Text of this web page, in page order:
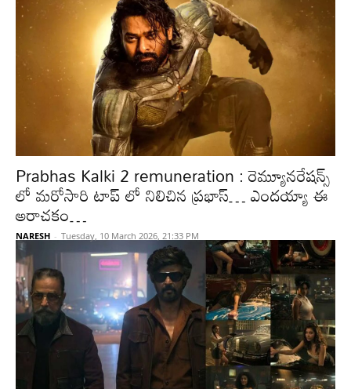
Prabhas Kalki 2 remuneration : రెమ్యూనరేషన్స్
లో మరోసారి టాప్ లో నిలిచిన ప్రభాస్… ఎందయ్యా ఈ
అరాచకం…
NARESH - Tuesday, 10 March 2026, 21:33 PM